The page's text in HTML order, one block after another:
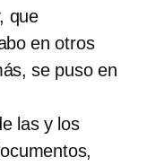
que
en otros
se puso en
las y los